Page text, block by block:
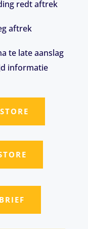
redt aftrek
aftrek
te late aanslag
informatie